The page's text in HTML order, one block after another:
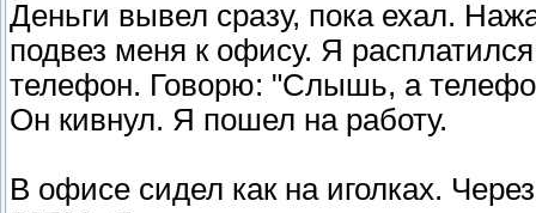
Деньги вывел сразу, пока ехал.
подвез меня к офису. Я
телефон. Говорю: "Слышь, а
Он кивнул. Я пошел на работу.
В офисе сидел как на иголках.